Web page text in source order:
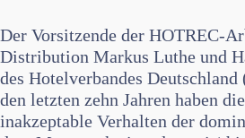
Der Vorsitzende der HOTREC-
Distribution Markus Luthe und
des Hotelverbandes
den letzten zehn Jahren haben
inakzeptable Verhalten der